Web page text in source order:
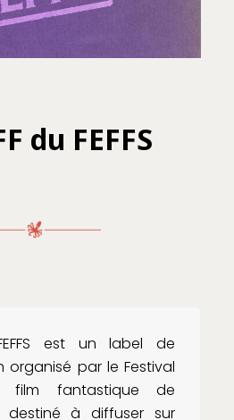
du FEFFS
est un label de
organisé par le Festival
film fantastique de
destiné à diffuser sur